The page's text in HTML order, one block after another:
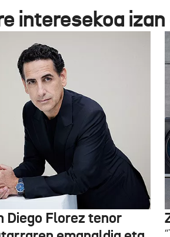
interesekoa
Diego Florez tenor